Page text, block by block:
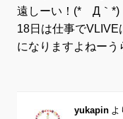
遠しーい！(*´Д｀*)
18日は仕事でVLIVE
になりますよねーう
yukapin よ